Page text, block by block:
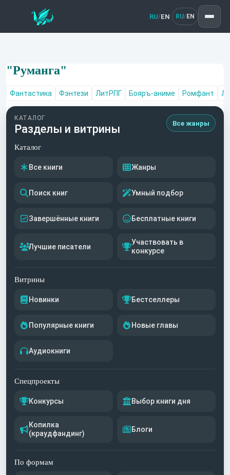
RU/EN RU/ EN
"Руманга"
Фантастика Фэнтези ЛитРПГ Бояръ-аниме Ромфант
КАТАЛОГ
Разделы и витрины Все жанры
Каталог
Все книги Жанры
Поиск книг Умный подбор
Завершённые книги Бесплатные книги
Лучшие писатели
Участвовать в
конкурсе
Витрины
Новинки Бестселлеры
Популярные книги Новые главы
Аудиокниги
Спецпроекты
Конкурсы Выбор книги дня
Копилка
(краудфандинг)
Блоги
По формам